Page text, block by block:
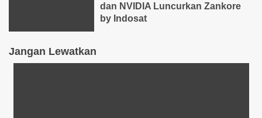
dan NVIDIA Luncurkan Zankore
by Indosat
Jangan Lewatkan